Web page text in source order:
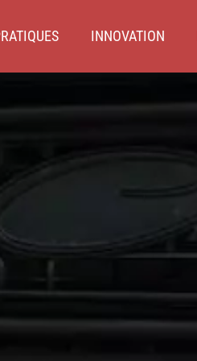
INNOVATION